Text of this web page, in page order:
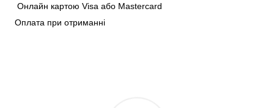
Онлайн картою Visa або Mastercard
Оплата при отриманні